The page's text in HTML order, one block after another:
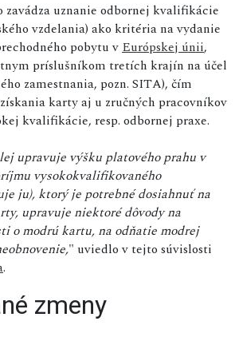
zavádza uznanie odbornej kvalifikácie
vzdelania) ako kritéria na vydanie
pobytu vEurópskej únii,
príslušníkom tretích krajín na účel
zamestnania, pozn. SITA), čím
karty aj u zručných pracovníkov
kvalifikácie, resp. odbornej praxe.
upravuje výšku platového prahu v
vysokokvalifikovaného
ju), ktorý je potrebné dosiahnuť na
upravuje niektoré dôvody na
o modrú kartu, na odňatie modrej
" uviedlo v tejto súvislosti
.
zmeny